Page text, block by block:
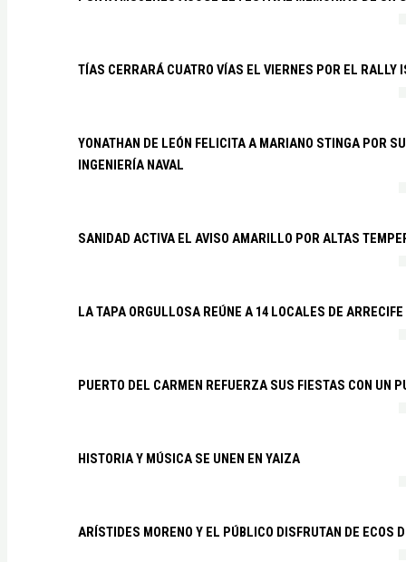
TÍAS CERRARÁ CUATRO VÍAS EL VIERNES POR EL RALLY
YONATHAN DE LEÓN FELICITA A MARIANO STINGA POR
INGENIERÍA NAVAL
SANIDAD ACTIVA EL AVISO AMARILLO POR ALTAS
LA TAPA ORGULLOSA REÚNE A 14 LOCALES DE ARRECIFE
PUERTO DEL CARMEN REFUERZA SUS FIESTAS CON UN
HISTORIA Y MÚSICA SE UNEN EN YAIZA
ARÍSTIDES MORENO Y EL PÚBLICO DISFRUTAN DE ECOS